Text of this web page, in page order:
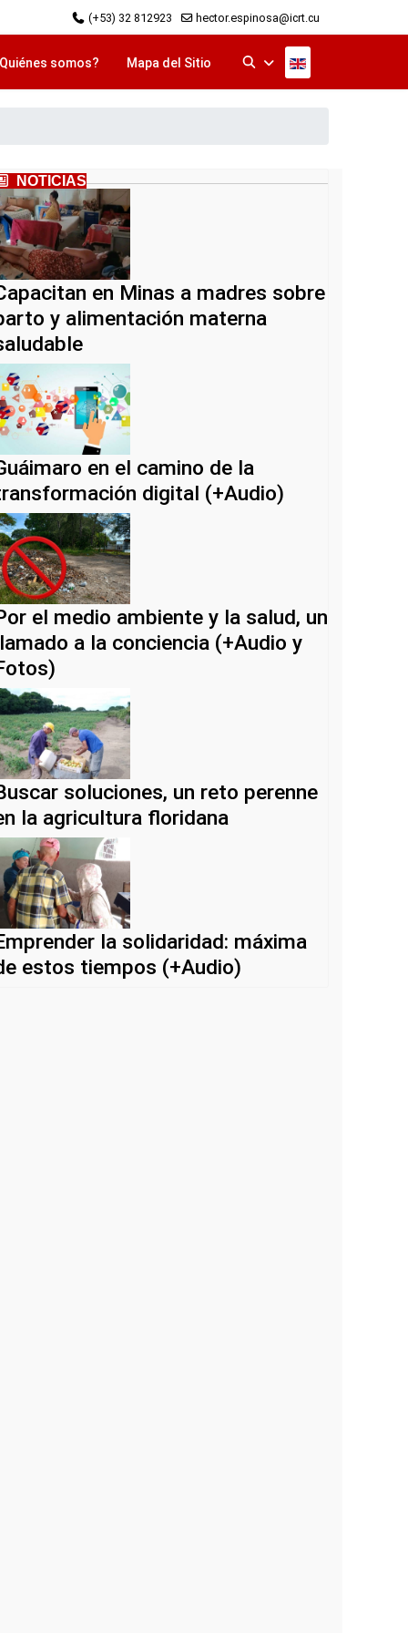
(+53) 32 812923 hector.espinosa@icrt.cu
somos? Mapa del Sitio Seleccione su
NOTICIAS
en Minas a madres sobre
y alimentación materna
en el camino de la
digital (+Audio)
el medio ambiente y la salud, un
a la conciencia (+Audio y
soluciones, un reto perenne
la agricultura floridana
la solidaridad: máxima
estos tiempos (+Audio)